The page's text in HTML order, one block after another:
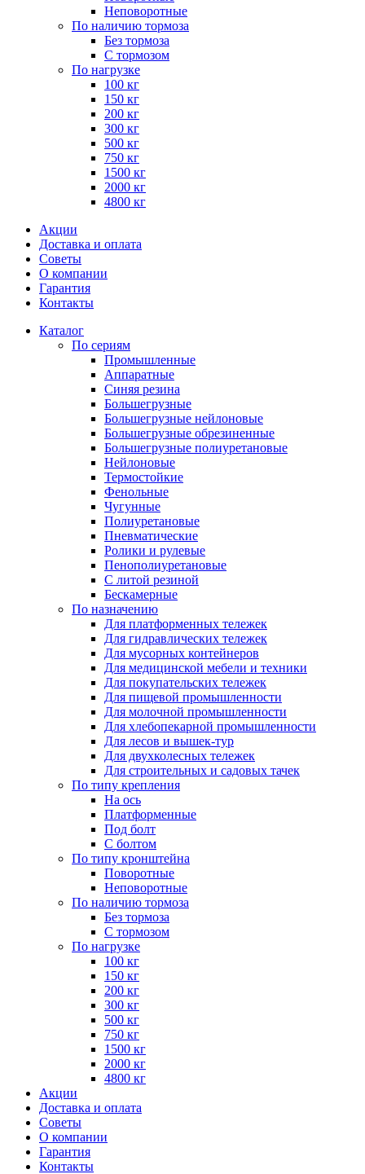
Неповоротные
По наличию тормоза
Без тормоза
С тормозом
По нагрузке
100 кг
150 кг
200 кг
300 кг
500 кг
750 кг
1500 кг
2000 кг
4800 кг
Акции
Доставка и оплата
Советы
О компании
Гарантия
Контакты
Каталог
По сериям
Промышленные
Аппаратные
Синяя резина
Большегрузные
Большегрузные нейлоновые
Большегрузные обрезиненные
Большегрузные полиуретановые
Нейлоновые
Термостойкие
Фенольные
Чугунные
Полиуретановые
Пневматические
Ролики и рулевые
Пенополиуретановые
С литой резиной
Бескамерные
По назначению
Для платформенных тележек
Для гидравлических тележек
Для мусорных контейнеров
Для медицинской мебели и техники
Для покупательских тележек
Для пищевой промышленности
Для молочной промышленности
Для хлебопекарной промышленности
Для лесов и вышек-тур
Для двухколесных тележек
Для строительных и садовых тачек
По типу крепления
На ось
Платформенные
Под болт
С болтом
По типу кронштейна
Поворотные
Неповоротные
По наличию тормоза
Без тормоза
С тормозом
По нагрузке
100 кг
150 кг
200 кг
300 кг
500 кг
750 кг
1500 кг
2000 кг
4800 кг
Акции
Доставка и оплата
Советы
О компании
Гарантия
Контакты